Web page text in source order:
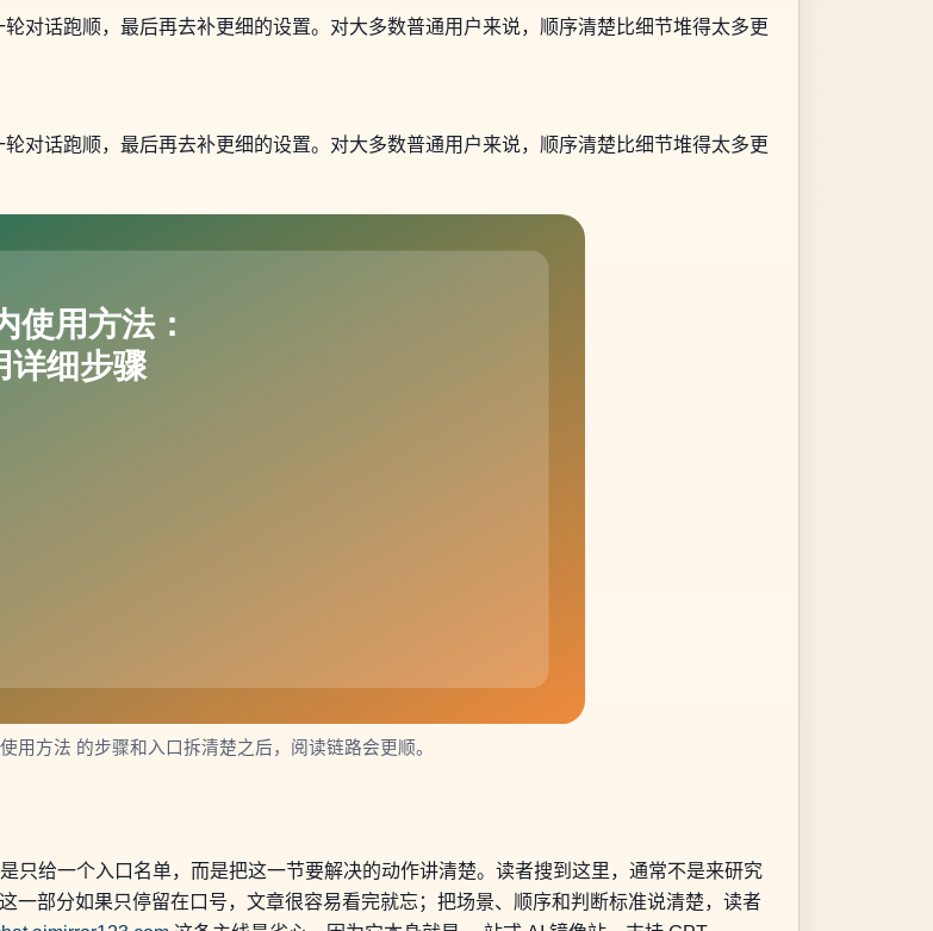
对话跑顺，最后再去补更细的设置。对大多数普通用户来说，顺序清楚比细节堆得太多更
对话跑顺，最后再去补更细的设置。对大多数普通用户来说，顺序清楚比细节堆得太多更
用方法 的步骤和入口拆清楚之后，阅读链路会更顺。
只给一个入口名单，而是把这一节要解决的动作讲清楚。读者搜到这里，通常不是来研究
一部分如果只停留在口号，文章很容易看完就忘；把场景、顺序和判断标准说清楚，读者